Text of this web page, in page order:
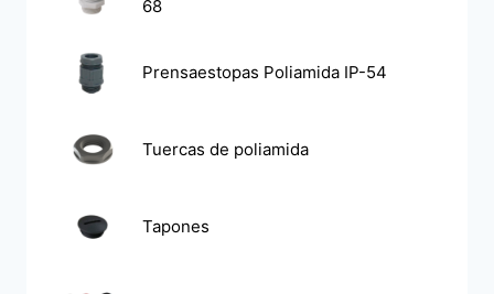
68
Prensaestopas Poliamida IP-54
Tuercas de poliamida
Tapones